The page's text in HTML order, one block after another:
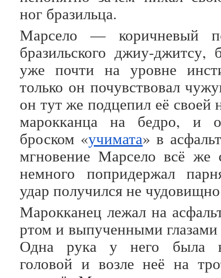
ног бразильца.
Марсело — коричневый
бразильского джиу-джитсу,
уже почти на уровне
только он почувствовал
он тут же подцепил её своей
марокканца на бедро, и
броском «учимата» в
мгновение Марсело всё же
немного попридержал
удар получился не
Марокканец лежал на
ртом и выпученными глазами
Одна рука у него была
головой и возле неё на